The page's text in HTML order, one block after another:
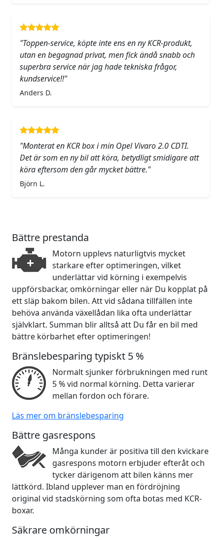
"Toppen-service, köpte inte ens en ny KCR-produkt,
utan en begagnad privat, men fick ändå snabb och
superbra service när jag hade tekniska frågor,
kundservice!!"
Anders D.
"Monterat en KCR box i min Opel Vivaro 2.0 CDTI.
Det är som en ny bil att köra, betydligt smidigare att
köra eftersom den går mycket bättre."
Björn L.
Bättre prestanda
Motorn upplevs naturligtvis mycket
starkare efter optimeringen, vilket
underlättar vid körning i exempelvis
uppförsbackar, omkörningar eller när Du kopplat på
ett släp bakom bilen. Att vid sådana tillfällen inte
behöva använda växellådan lika ofta underlättar
självklart. Summan blir alltså att Du får en bil med
bättre körbarhet efter optimeringen!
Bränslebesparing typiskt 5 %
Normalt sjunker förbrukningen med runt
5 % vid normal körning. Detta varierar
mellan fordon och förare.
Läs mer om bränslebesparing
Bättre gasrespons
Många kunder är positiva till den kvickare
gasrespons motorn erbjuder efteråt och
tycker därigenom att bilen känns mer
lättkörd. Ibland upplever man en fördröjning
original vid stadskörning som ofta botas med KCR-
boxar.
Säkrare omkörningar